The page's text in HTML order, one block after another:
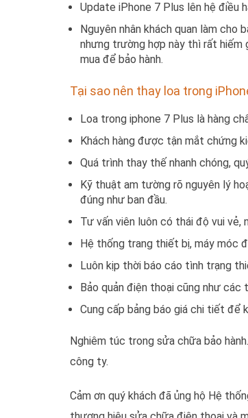
Update iPhone 7 Plus lên hệ điều
Nguyên nhân khách quan làm cho
nhưng trường hợp này thì rất hiếm
mua để bảo hành.
Tại sao nên thay loa trong
Loa trong iphone 7 Plus là hàng
Khách hàng được tận mắt chứng
Quá trình thay thế nhanh chóng,
Kỹ thuật am tường rõ nguyên lý
đúng như ban đầu.
Tư vấn viên luôn có thái độ vui vẻ,
Hệ thống trang thiết bị, máy móc
Luôn kịp thời báo cáo tình trạng
Bảo quản điện thoại cũng như các
Cung cấp bảng báo giá chi tiết để
Nghiêm túc trong sửa chữa bảo
công ty.
Cảm ơn quý khách đã ủng hộ Hệ